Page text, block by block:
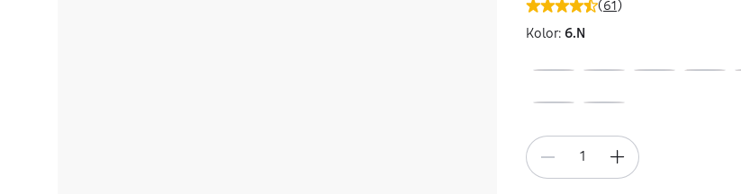
( 61 )
Kolor: 6.N